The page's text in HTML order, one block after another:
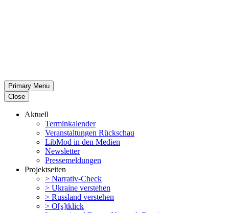
Primary Menu
Close
Aktuell
Termin­ka­lender
Veran­stal­tungen Rückschau
LibMod in den Medien
Newsletter
Presse­mel­dungen
Projekt­seiten
> Narrativ-Check
> Ukraine verstehen
> Russland verstehen
> O[s]tklick